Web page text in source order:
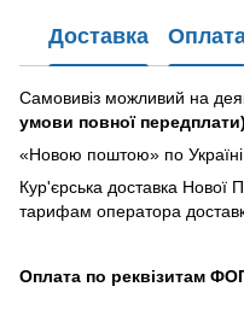
Доставка
Самовивіз можливий на
умови повної передплати)
«Новою поштою» по
Кур'єрська доставка Нової
тарифам оператора
Оплата по реквізитам